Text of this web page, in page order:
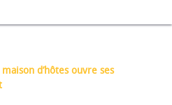
d’hôtes ouvre ses